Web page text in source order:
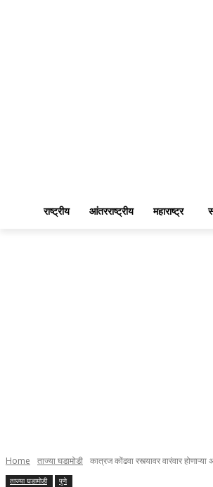
राष्ट्रीय आंतरराष्ट्रीय महाराष्ट्र
Home ताज्या घडामोडी कात्रज कोंढवा रस्त्यावर वारंवार
ताज्या घडामोडी पुणे